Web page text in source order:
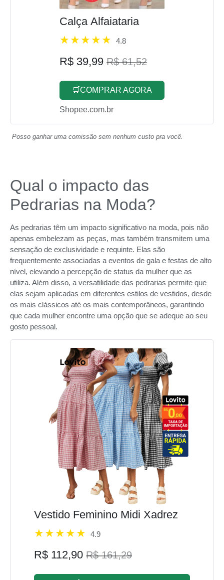
Calça Alfaiataria
4.8
R$ 39,99 R$ 61,52
🛒COMPRAR AGORA
Shopee.com.br
Posso ganhar uma comissão sem nenhum custo pra você.
Qual o impacto das
Pedrarias na Moda?
As pedrarias têm um impacto significativo na moda, pois não
apenas embelezam as peças, mas também transmitem uma
sensação de exclusividade e requinte. Elas são
frequentemente associadas a eventos de gala e festas de alto
nível, elevando a percepção de status da mulher que as
utiliza. Além disso, a versatilidade das pedrarias permite que
elas sejam aplicadas em diferentes estilos de vestidos, desde
os mais clássicos até os mais contemporâneos, garantindo
que cada mulher encontre uma opção que se adeque ao seu
gosto pessoal.
Vestido Feminino Midi Xadrez
4.9
R$ 112,90 R$ 161,29